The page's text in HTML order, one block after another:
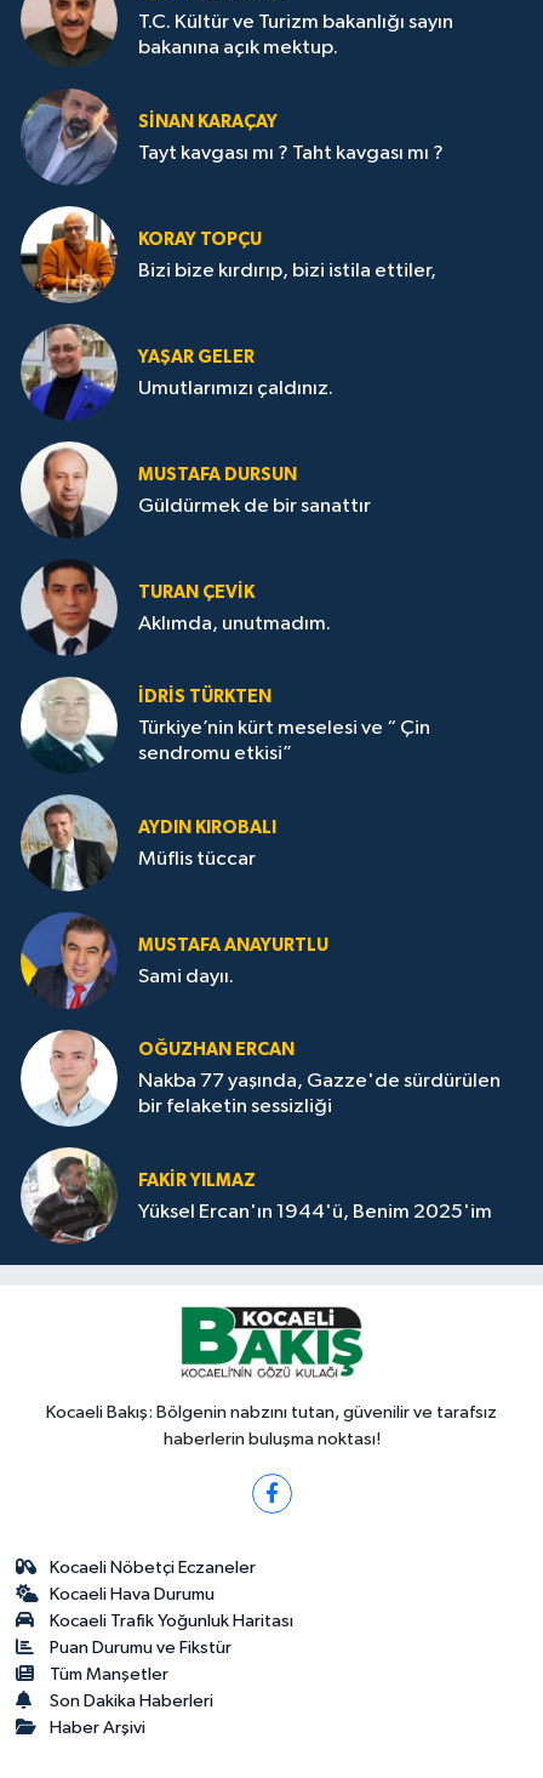
T.C. Kültür ve Turizm bakanlığı sayın
bakanına açık mektup.
SİNAN KARAÇAY
Tayt kavgası mı ? Taht kavgası mı ?
KORAY TOPÇU
Bizi bize kırdırıp, bizi istila ettiler,
YAŞAR GELER
Umutlarımızı çaldınız.
MUSTAFA DURSUN
Güldürmek de bir sanattır
TURAN ÇEVİK
Aklımda, unutmadım.
İDRİS TÜRKTEN
Türkiye’nin kürt meselesi ve “ Çin
sendromu etkisi”
AYDIN KIROBALI
Müflis tüccar
MUSTAFA ANAYURTLU
Sami dayıı.
OĞUZHAN ERCAN
Nakba 77 yaşında, Gazze'de sürdürülen
bir felaketin sessizliği
FAKİR YILMAZ
Yüksel Ercan'ın 1944'ü, Benim 2025'im
Kocaeli Bakış: Bölgenin nabzını tutan, güvenilir ve tarafsız
haberlerin buluşma noktası!
Kocaeli Nöbetçi Eczaneler
Kocaeli Hava Durumu
Kocaeli Trafik Yoğunluk Haritası
Puan Durumu ve Fikstür
Tüm Manşetler
Son Dakika Haberleri
Haber Arşivi